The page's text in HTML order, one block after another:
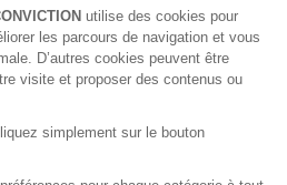
des opticiens indépendants
utilise des cookies pour
les parcours de navigation et vous
D’autres cookies peuvent être
visite et proposer des contenus ou
simplement sur le bouton